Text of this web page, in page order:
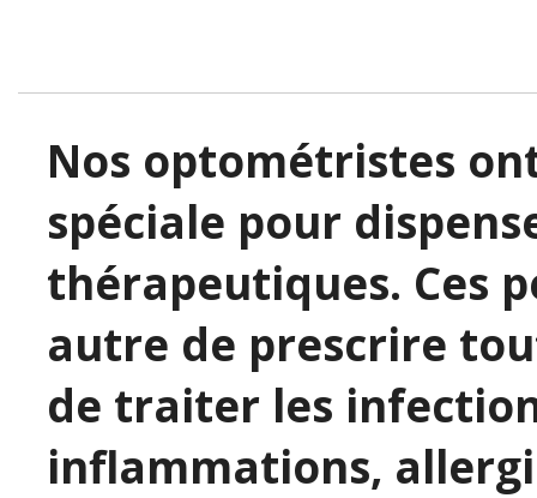
Nos optométristes
spéciale pour
thérapeutiques. Ces
autre de prescrire
de traiter les
inflammations,